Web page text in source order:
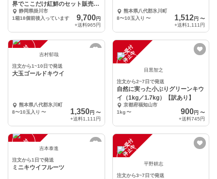
界でここだけ紅鮮のセット販売
(LK)静岡県掛川市
1箱18個前後入っています
9,700円
+送料965円
熊本県八代郡氷川町
8〜10玉入り 〜 1,512円 〜
+送料1,111円
注
文
受
付
停
止 吉村郁哉
注文から1~10日で発送
大玉ゴールドキウイ
熊本県八代郡氷川町
8〜10玉入り 〜 1,350円 〜
+送料1,111円
注
文
受
付
停
止
中
目黒智之
注文から2~7日で発送
自然に実った小ぶりグリーンキウ
イ（1kg／1.7kg）【訳あり】
京都府福知山市
1kg 〜 900円 〜
+送料745円
注
文
受
付
停
止 吉本泰進
注文から1日で発送
ミニキウイフルーツ
注
文
受
付
停
止
中
平野耕志
注文から3~7日で発送